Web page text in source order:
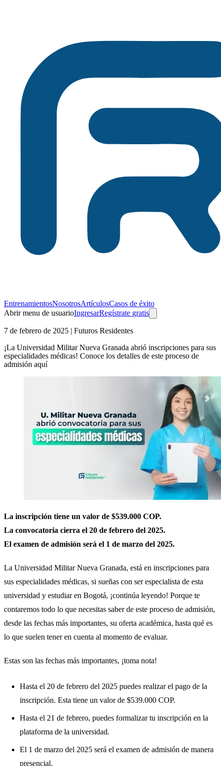
EntrenamientosNosotrosArtículosCasos de éxito
Abrir menu de usuarioIngresarRegístrate gratis
7 de febrero de 2025 | Futuros Residentes
¡La Universidad Militar Nueva Granada abrió inscripciones para sus
especialidades médicas! Conoce los detalles de este proceso de
admisión aquí
La inscripción tiene un valor de $539.000 COP.
La convocatoria cierra el 20 de febrero del 2025.
El examen de admisión será el 1 de marzo del 2025.
La Universidad Militar Nueva Granada, está en inscripciones para
sus especialidades médicas, si sueñas con ser especialista de esta
universidad y estudiar en Bogotá, ¡continúa leyendo! Porque te
contaremos todo lo que necesitas saber de este proceso de admisión,
desde las fechas más importantes, su oferta académica, hasta qué es
lo que suelen tener en cuenta al momento de evaluar.
Estas son las fechas más importantes, ¡toma nota!
Hasta el 20 de febrero del 2025 puedes realizar el pago de la
inscripción. Esta tiene un valor de $539.000 COP.
Hasta el 21 de febrero, puedes formalizar tu inscripción en la
plataforma de la universidad.
El 1 de marzo del 2025 será el examen de admisión de manera
presencial.